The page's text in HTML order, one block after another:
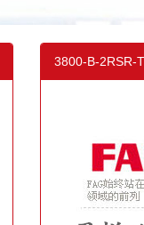
3800-B-2RSR-